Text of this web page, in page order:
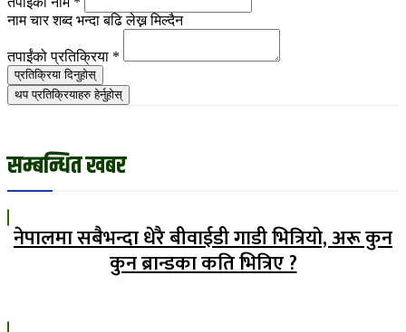
नाम चार शब्द भन्दा बढि लेख्न मिल्दैन
तपाईंको प्रतिक्रिया *
प्रतिक्रिया दिनुहोस्
थप प्रतिक्रियाहरु हेर्नुहोस्
सम्बन्धित खबर
नेपालमा सबैभन्दा धेरै बीवाईडी गाडी भित्रियाे, अरू कुन
कुन ब्रान्डका कति भित्रिए ?